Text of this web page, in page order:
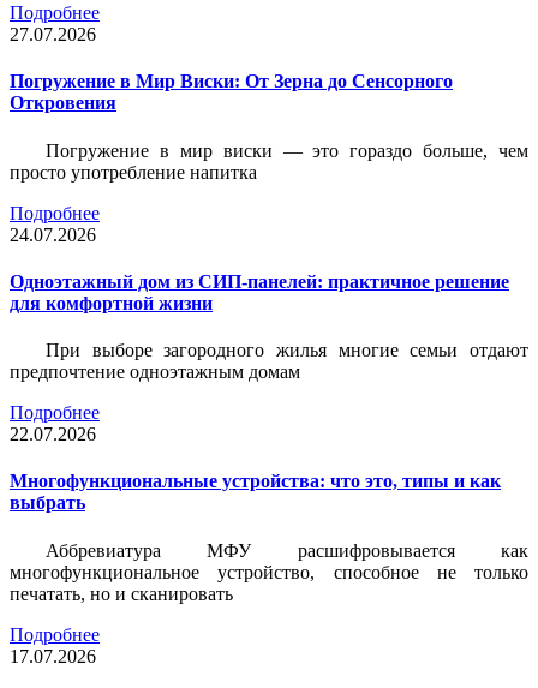
Подробнее
27.07.2026
Погружение в Мир Виски: От Зерна до Сенсорного
Откровения
Погружение в мир виски — это гораздо больше, чем
просто употребление напитка
Подробнее
24.07.2026
Одноэтажный дом из СИП-панелей: практичное решение
для комфортной жизни
При выборе загородного жилья многие семьи отдают
предпочтение одноэтажным домам
Подробнее
22.07.2026
Многофункциональные устройства: что это, типы и как
выбрать
Аббревиатура МФУ расшифровывается как
многофункциональное устройство, способное не только
печатать, но и сканировать
Подробнее
17.07.2026